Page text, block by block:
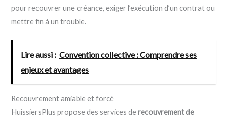
pour recouvrer une créance, exiger l’exécution d’un contrat ou
mettre fin à un trouble.
Lire aussi : Convention collective : Comprendre ses
enjeux et avantages
Recouvrement amiable et forcé
HuissiersPlus propose des services derecouvrement de